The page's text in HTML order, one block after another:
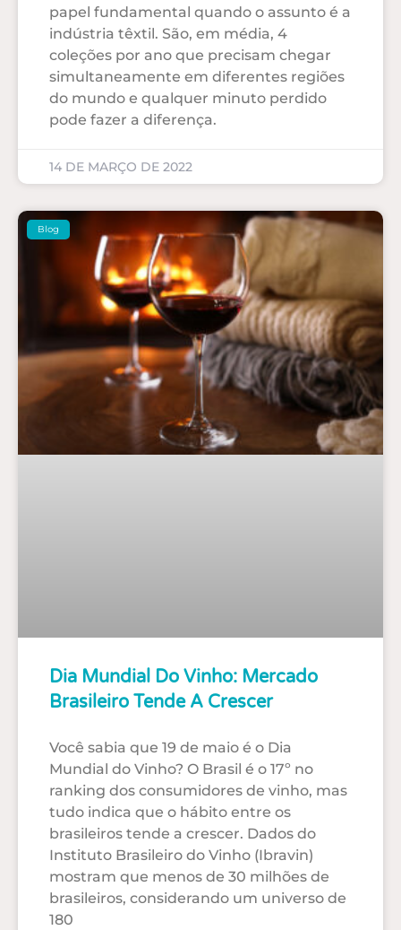
papel fundamental quando o assunto é a
indústria têxtil. São, em média, 4
coleções por ano que precisam chegar
simultaneamente em diferentes regiões
do mundo e qualquer minuto perdido
pode fazer a diferença.
14 DE MARÇO DE 2022
Blog
Dia Mundial Do Vinho: Mercado
Brasileiro Tende A Crescer
Você sabia que 19 de maio é o Dia
Mundial do Vinho? O Brasil é o 17º no
ranking dos consumidores de vinho, mas
tudo indica que o hábito entre os
brasileiros tende a crescer. Dados do
Instituto Brasileiro do Vinho (Ibravin)
mostram que menos de 30 milhões de
brasileiros, considerando um universo de
180